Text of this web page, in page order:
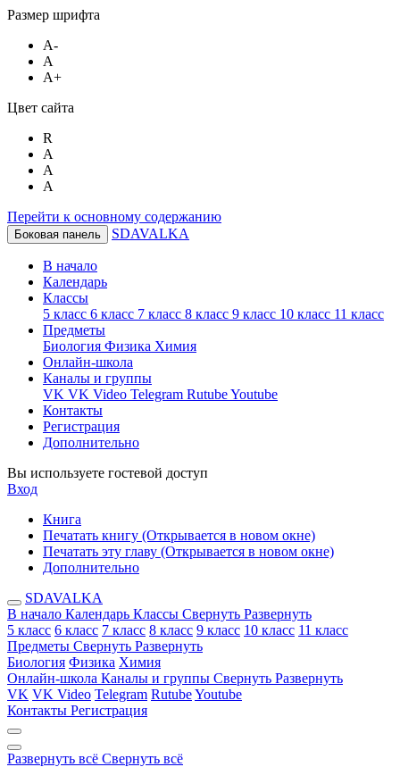
Размер шрифта
A-
A
A+
Цвет сайта
R
A
A
A
Перейти к основному содержанию
Боковая панель SDAVALKA
В начало
Календарь
Классы
5 класс 6 класс 7 класс 8 класс 9 класс 10 класс 11 класс
Предметы
Биология Физика Химия
Онлайн-школа
Каналы и группы
VK VK Video Telegram RutubeYoutube
Контакты
Регистрация
Дополнительно
Вы используете гостевой доступ
Вход
Книга
Печатать книгу (Открывается в новом окне)
Печатать эту главу (Открывается в новом окне)
Дополнительно
SDAVALKA
В начало Календарь Классы Свернуть Развернуть
5 класс 6 класс 7 класс 8 класс 9 класс 10 класс 11 класс
Предметы Свернуть Развернуть
Биология Физика Химия
Онлайн-школа Каналы и группы Свернуть Развернуть
VK VK Video Telegram RutubeYoutube
Контакты Регистрация
Развернуть всё Свернуть всё